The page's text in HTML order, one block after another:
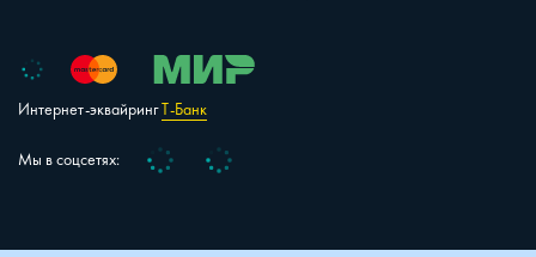
Интернет-эквайрингТ-Банк
Мы в соцсетях: Vk Telegram